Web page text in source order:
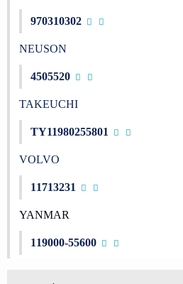
970310302
NEUSON
4505520
TAKEUCHI
TY11980255801
VOLVO
11713231
YANMAR
119000-55600